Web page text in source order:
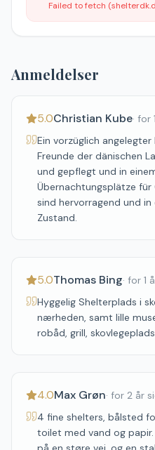
Failed to fetch
Anmeldelser
5.0Christian Kube· for
Ein vorzüglich
Freunde der dänischen
und gepflegt und in
Übernachtungsplätze
sind hervorragend und
Zustand.
5.0Thomas Bing· for 1
Hyggelig Shelterplads i
nærheden, samt lille
robåd, grill,
4.0Max Grøn· for 2 år
4 fine shelters, bålsted
toilet med vand og